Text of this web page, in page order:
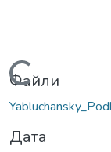
Вантажиться...
Файли
Дата